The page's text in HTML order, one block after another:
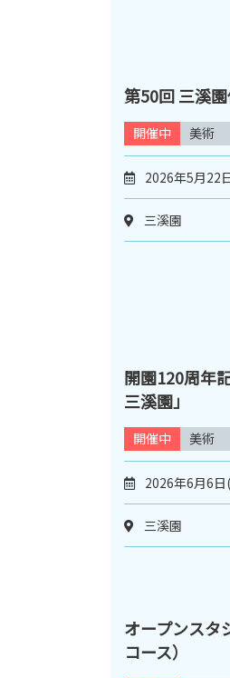
第50回 三溪
開催中 美術
2026年5月22
三溪園
開園120周年
三溪園」
開催中 美術
2026年6月6
三溪園
オープンス
コース）